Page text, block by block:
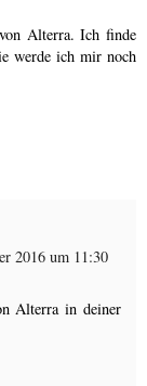
Alterra. Ich finde
werde ich mir noch
2016 um 11:30
Alterra in deiner